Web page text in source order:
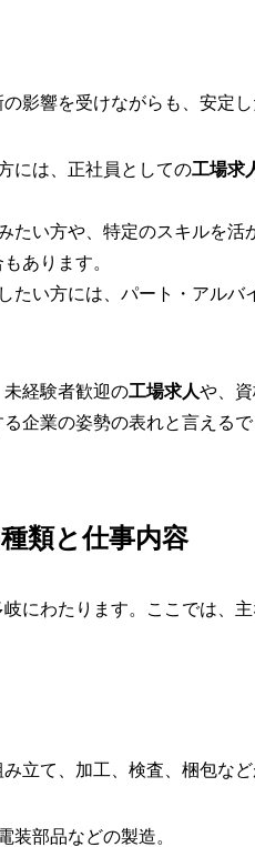
影響を受けながらも、安定し
には、正社員としての工場求
たい方や、特定のスキルを
あります。
たい方には、パート・アルバ
経験者歓迎の工場求人や、
企業の姿勢の表れと言えるで
類と仕事内容
にわたります。ここでは、
立て、加工、検査、梱包など
装部品などの製造。